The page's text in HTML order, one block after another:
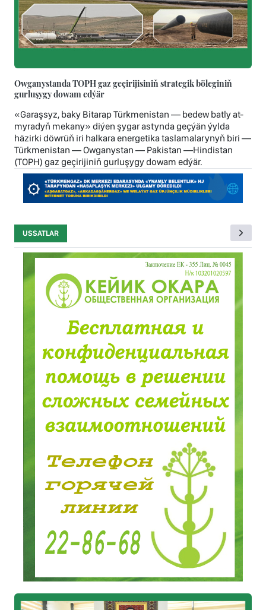
Owganystanda TOPH gaz geçirijisiniň strategik böleginiň
gurluşygy dowam edýär
«Garaşsyz, baky Bitarap Türkmenistan — bedew batly at-
myradyň mekany» diýen şygar astynda geçýän ýylda
häzirki döwrüň iri halkara energetika taslamalarynyň biri —
Türkmenistan — Owganystan — Pakistan —Hindistan
(TOPH) gaz geçirijiniň gurluşygy dowam edýär.
USSATLAR